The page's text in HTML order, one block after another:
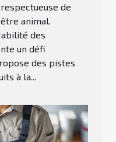
de
animal.
des
un défi
des pistes
à la...